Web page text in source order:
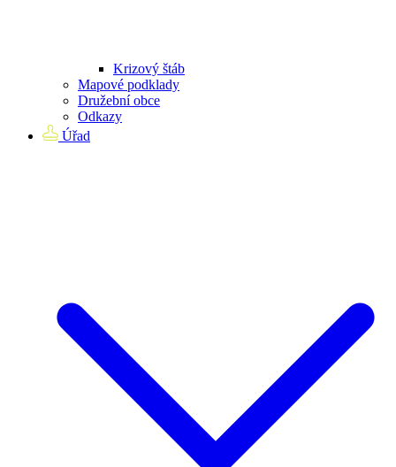
Krizový štáb
Mapové podklady
Družební obce
Odkazy
Úřad